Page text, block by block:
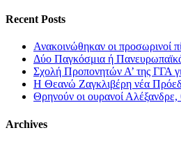
Recent Posts
Ανακοινώθηκαν οι προσωρινοί
Δύο Παγκόσμια ή Πανευρωπαϊκά
Σχολή Προπονητών Α’ της ΓΓΑ
Η Θεανώ Ζαγκλιβέρη νέα
Θρηνούν οι ουρανοί Αλέξανδρε,
Archives